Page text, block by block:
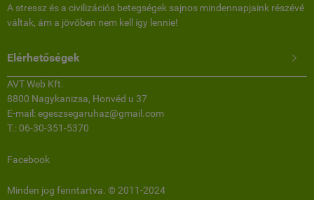
A stressz és a civilizációs betegségek sajnos mindennapjaink részévé
váltak, ám a jövőben nem kell így lennie!
Elérhetőségek 
AVT Web Kft.
8800 Nagykanizsa, Honvéd u 37
E-mail: egeszsegaruhaz@gmail.com
T.: 06-30-351-5370
Facebook
Minden jog fenntartva. © 2011-2024